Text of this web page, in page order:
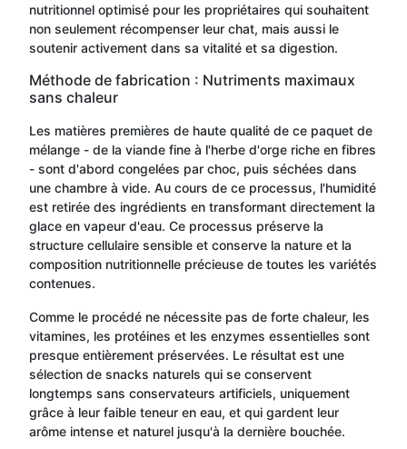
nutritionnel optimisé pour les propriétaires qui souhaitent
non seulement récompenser leur chat, mais aussi le
soutenir activement dans sa vitalité et sa digestion.
Méthode de fabrication : Nutriments maximaux
sans chaleur
Les matières premières de haute qualité de ce paquet de
mélange - de la viande fine à l'herbe d'orge riche en fibres
- sont d'abord congelées par choc, puis séchées dans
une chambre à vide. Au cours de ce processus, l'humidité
est retirée des ingrédients en transformant directement la
glace en vapeur d'eau. Ce processus préserve la
structure cellulaire sensible et conserve la nature et la
composition nutritionnelle précieuse de toutes les variétés
contenues.
Comme le procédé ne nécessite pas de forte chaleur, les
vitamines, les protéines et les enzymes essentielles sont
presque entièrement préservées. Le résultat est une
sélection de snacks naturels qui se conservent
longtemps sans conservateurs artificiels, uniquement
grâce à leur faible teneur en eau, et qui gardent leur
arôme intense et naturel jusqu'à la dernière bouchée.